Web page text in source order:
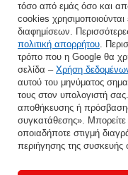
Συμφωνώ με την επεξεργασία των προσωπικών
τόσο από εμάς όσο και
cookies χρησιμοποιούνται
διαφημίσεων.
πολιτική απορρήτου.
τρόπο που η Google θα
σελίδα – Χρήση
αυτού του μηνύματος
τους στον υπολογιστή
αποθήκευσης ή
συγκατάθεσης».
οποιαδήποτε στιγμή
περιήγησης της συσκευής